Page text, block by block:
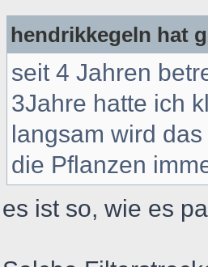
hendrikkegeln hat
seit 4 Jahren
3Jahre hatte ich
langsam wird
die Pflanzen
es ist so, wie es